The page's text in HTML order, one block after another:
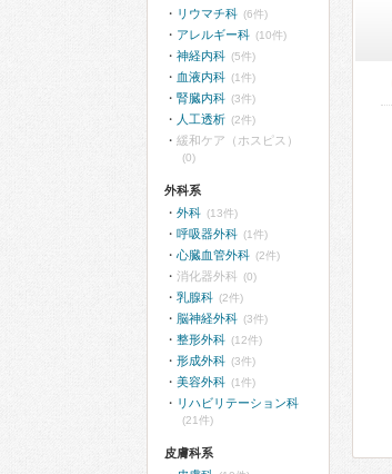
リウマチ科 (6件)
アレルギー科 (10件)
神経内科 (5件)
血液内科 (1件)
腎臓内科 (3件)
人工透析 (2件)
緩和ケア（ホスピス）
(0)
外科系
外科 (13件)
呼吸器外科 (1件)
心臓血管外科 (2件)
消化器外科 (0)
乳腺科 (2件)
脳神経外科 (3件)
整形外科 (12件)
形成外科 (3件)
美容外科 (1件)
リハビリテーション科
(21件)
皮膚科系